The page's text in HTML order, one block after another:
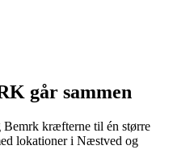
går sammen
Bemrk kræfterne til én større
lokationer i Næstved og